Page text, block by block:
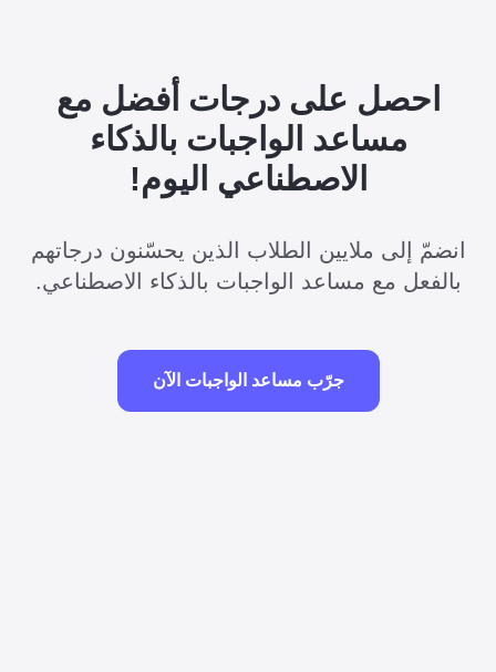
احصل على درجات أفضل مع
مساعد الواجبات بالذكاء
الاصطناعي اليوم!
انضمّ إلى ملايين الطلاب الذين يحسّنون درجاتهم
بالفعل مع مساعد الواجبات بالذكاء الاصطناعي.
جرّب مساعد الواجبات الآن